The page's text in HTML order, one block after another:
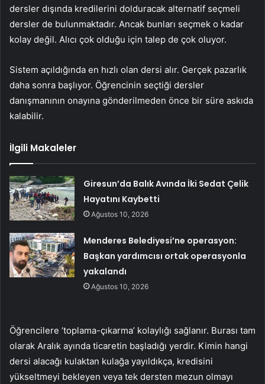
dersler dışında kredilerini dolduracak alternatif seçmeli
dersler de bulunmaktadır. Ancak bunları seçmek o kadar
kolay değil. Alıcı çok olduğu için talep de çok oluyor.
Sistem açıldığında en hızlı olan dersi alır. Gerçek pazarlık
daha sonra başlıyor. Öğrencinin seçtiği dersler
danışmanının onayına gönderilmeden önce bir süre askıda
kalabilir.
İlgili Makaleler
Giresun’da Balık Avında İki Sedat Çelik
Hayatını Kaybetti
Ağustos 10, 2026
Menderes Belediyesi’ne operasyon:
Başkan yardımcısı ortak operasyonla
yakalandı
Ağustos 10, 2026
Öğrencilere ‘toplama-çıkarma’ kolaylığı sağlanır. Burası tam
olarak Aralık ayında ticaretin başladığı yerdir. Kimin hangi
dersi alacağı kulaktan kulağa yayıldıkça, kredisini
yükseltmeyi bekleyen veya tek dersten mezun olmayı